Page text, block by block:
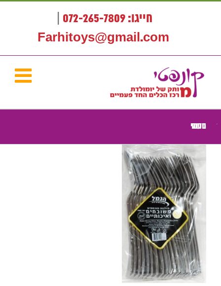
דלג
חייגו: 072-265-7809
Farhitoys@gmail.com
סכום חד פעמי